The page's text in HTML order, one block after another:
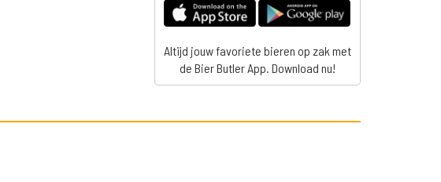
Altijd jouw favoriete bieren op zak met
de Bier Butler App. Download nu!